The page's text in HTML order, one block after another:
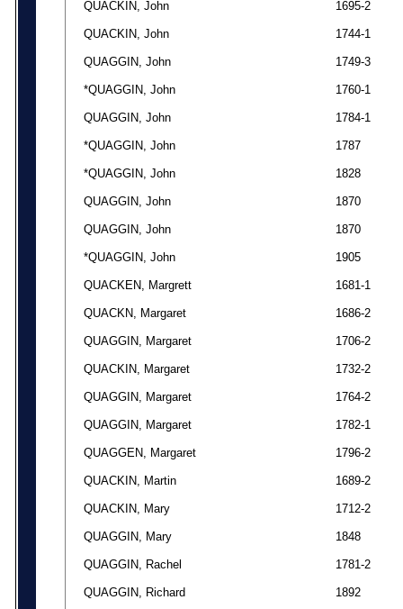
QUACKIN, John 1695-2
QUACKIN, John 1744-1
QUAGGIN, John 1749-3
*QUAGGIN, John 1760-1
QUAGGIN, John 1784-1
*QUAGGIN, John 1787
*QUAGGIN, John 1828
QUAGGIN, John 1870
QUAGGIN, John 1870
*QUAGGIN, John 1905
QUACKEN, Margrett 1681-1
QUACKN, Margaret 1686-2
QUAGGIN, Margaret 1706-2
QUACKIN, Margaret 1732-2
QUAGGIN, Margaret 1764-2
QUAGGIN, Margaret 1782-1
QUAGGEN, Margaret 1796-2
QUACKIN, Martin 1689-2
QUACKIN, Mary 1712-2
QUAGGIN, Mary 1848
QUAGGIN, Rachel 1781-2
QUAGGIN, Richard 1892